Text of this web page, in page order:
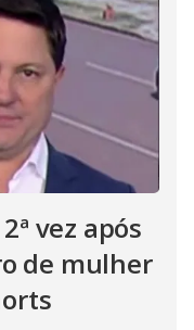
vez após
de mulher